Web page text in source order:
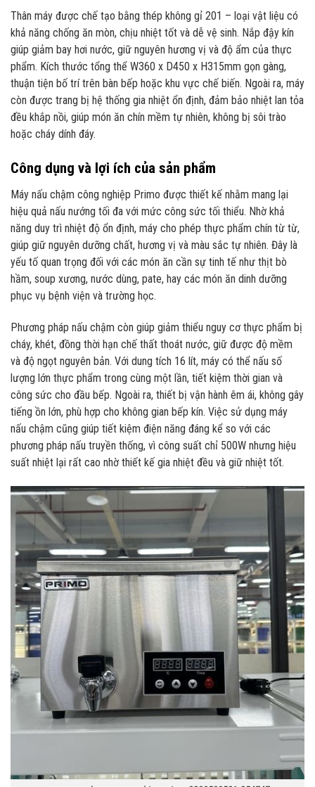
Thân máy được chế tạo bằng thép không gỉ 201 – loại vật liệu có
khả năng chống ăn mòn, chịu nhiệt tốt và dễ vệ sinh. Nắp đậy kín
giúp giảm bay hơi nước, giữ nguyên hương vị và độ ẩm của thực
phẩm. Kích thước tổng thể W360 x D450 x H315mm gọn gàng,
thuận tiện bố trí trên bàn bếp hoặc khu vực chế biến. Ngoài ra, máy
còn được trang bị hệ thống gia nhiệt ổn định, đảm bảo nhiệt lan tỏa
đều khắp nồi, giúp món ăn chín mềm tự nhiên, không bị sôi trào
hoặc cháy dính đáy.
Công dụng và lợi ích của sản phẩm
Máy nấu chậm công nghiệp Primo được thiết kế nhằm mang lại
hiệu quả nấu nướng tối đa với mức công sức tối thiểu. Nhờ khả
năng duy trì nhiệt độ ổn định, máy cho phép thực phẩm chín từ từ,
giúp giữ nguyên dưỡng chất, hương vị và màu sắc tự nhiên. Đây là
yếu tố quan trọng đối với các món ăn cần sự tinh tế như thịt bò
hầm, soup xương, nước dùng, pate, hay các món ăn dinh dưỡng
phục vụ bệnh viện và trường học.
Phương pháp nấu chậm còn giúp giảm thiểu nguy cơ thực phẩm bị
cháy, khét, đồng thời hạn chế thất thoát nước, giữ được độ mềm
và độ ngọt nguyên bản. Với dung tích 16 lít, máy có thể nấu số
lượng lớn thực phẩm trong cùng một lần, tiết kiệm thời gian và
công sức cho đầu bếp. Ngoài ra, thiết bị vận hành êm ái, không gây
tiếng ồn lớn, phù hợp cho không gian bếp kín. Việc sử dụng máy
nấu chậm cũng giúp tiết kiệm điện năng đáng kể so với các
phương pháp nấu truyền thống, vì công suất chỉ 500W nhưng hiệu
suất nhiệt lại rất cao nhờ thiết kế gia nhiệt đều và giữ nhiệt tốt.